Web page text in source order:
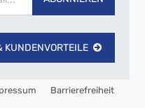
KUNDENVORTEILE
Barrierefreiheit